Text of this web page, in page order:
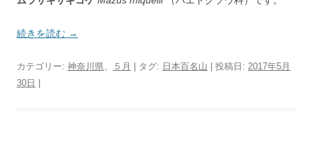
続きを読む →
カテゴリー: 神奈川県、 ５月 | タグ: 日本百名山 | 投稿日: 2017年5月
30日